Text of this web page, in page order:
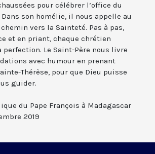
pour célébrer l’office du
son homélie, il nous appelle au
vers la Sainteté. Pas à pas,
et en priant, chaque chrétien
perfection. Le Saint-Père nous livre
avec humour en prenant
Thérèse, pour que Dieu puisse
guider.
du Pape François à Madagascar
2019